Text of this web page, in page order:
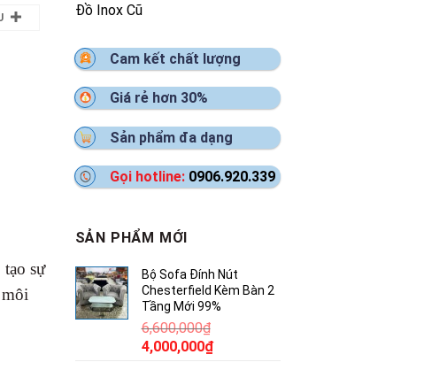
sự
Đồ Inox Cũ
Cam kết chất lượng
Giá rẻ hơn 30%
Sản phẩm đa dạng
Gọi hotline: 0906.920.339
SẢN PHẨM MỚI
Bộ Sofa Đính Nút
Chesterfield Kèm Bàn 2
Tầng Mới 99%
6,600,000₫
Giá
4,000,000₫Giá